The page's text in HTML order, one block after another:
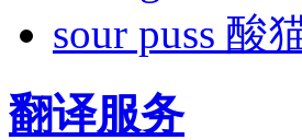
sour puss 酸
翻译服务